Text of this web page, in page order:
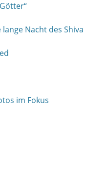
lange Nacht des Shiva
im Fokus